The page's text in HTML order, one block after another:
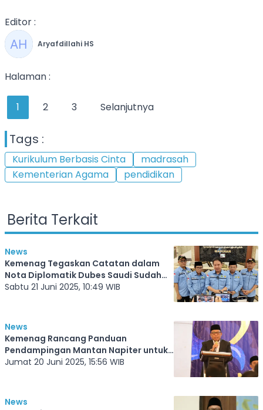
Editor :
Aryafdillahi HS
Halaman :
1 2 3 Selanjutnya
Tags :
Kurikulum Berbasis Cinta
madrasah
Kementerian Agama
pendidikan
Berita Terkait
News
Kemenag Tegaskan Catatan dalam
Nota Diplomatik Dubes Saudi Sudah
Tuntas Sebelum Puncak Haji
Sabtu 21 Juni 2025, 10:49 WIB
News
Kemenag Rancang Panduan
Pendampingan Mantan Napiter untuk
Penyuluh dan Penghulu
Jumat 20 Juni 2025, 15:56 WIB
News